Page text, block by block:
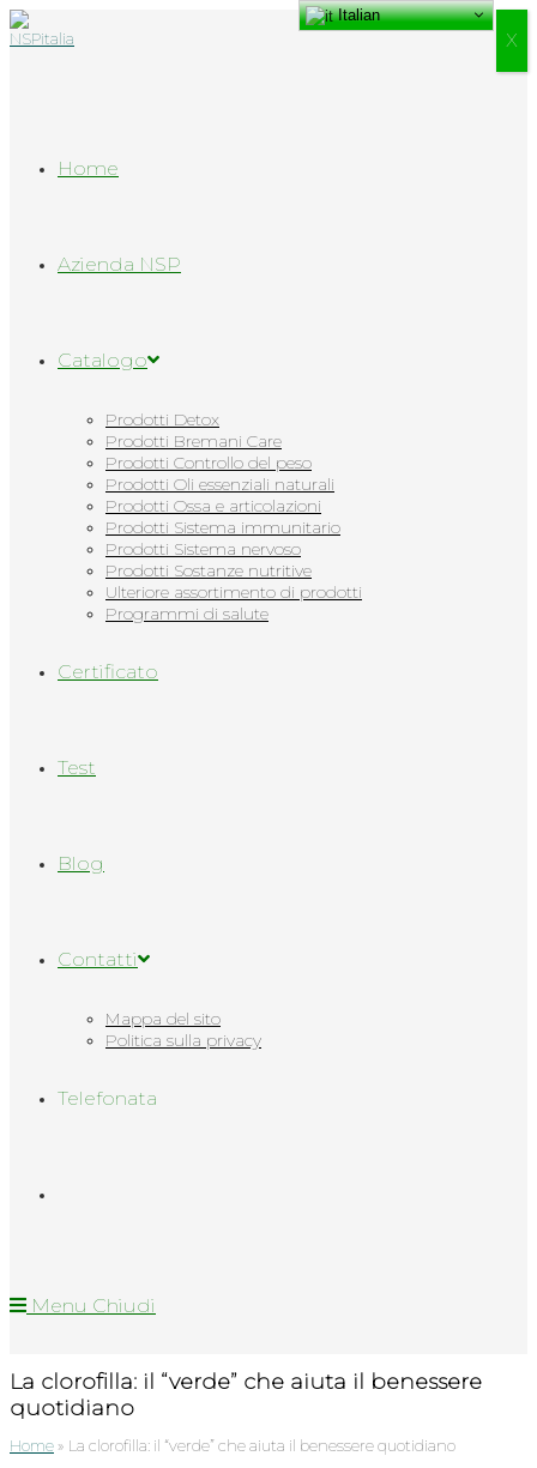
Salta
al
Home
Azienda NSP
Catalogo
Prodotti Detox
Prodotti Bremani Care
Prodotti Controllo del peso
Prodotti Oli essenziali naturali
Prodotti Ossa e articolazioni
Prodotti Sistema immunitario
Prodotti Sistema nervoso
Prodotti Sostanze nutritive
Ulteriore assortimento di prodotti
Programmi di salute
Сertificato
Test
Blog
Contatti
Mappa del sito
Politica sulla privacy
Telefonata
Menu Chiudi
La clorofilla: il “verde” che aiuta il benessere
quotidiano
Home » La clorofilla: il “verde” che aiuta il benessere quotidiano
Italian
Х